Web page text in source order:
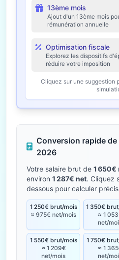
13ème mois
Ajout d'un 13ème mois
rémunération annuelle
Optimisation fiscale
Explorez les dispositifs
réduire votre imposition
Cliquez sur une suggestion
Conversion rapide
2026
Votre salaire brut de 1 650€
environ 1 287€ net. Cliquez
dessous pour calculer
1 250€ brut/mois
≈ 975€ net/mois
1 350€
≈ 1
net/
1 550€ brut/mois
≈ 1 209€
net/mois
1 750€
≈ 1
net/